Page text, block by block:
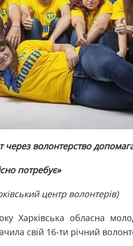
через волонтерство
потребує»
центр волонтерів)
Харківська обласна
свій 16-ти річний